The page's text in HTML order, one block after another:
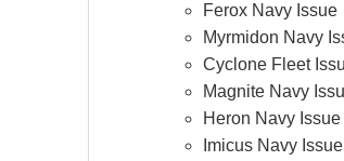
Ferox Navy Issue
Myrmidon Navy
Cyclone Fleet
Magnite Navy
Heron Navy Issue
Imicus Navy Issue